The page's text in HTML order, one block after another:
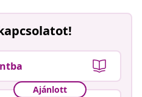
Ajánlott